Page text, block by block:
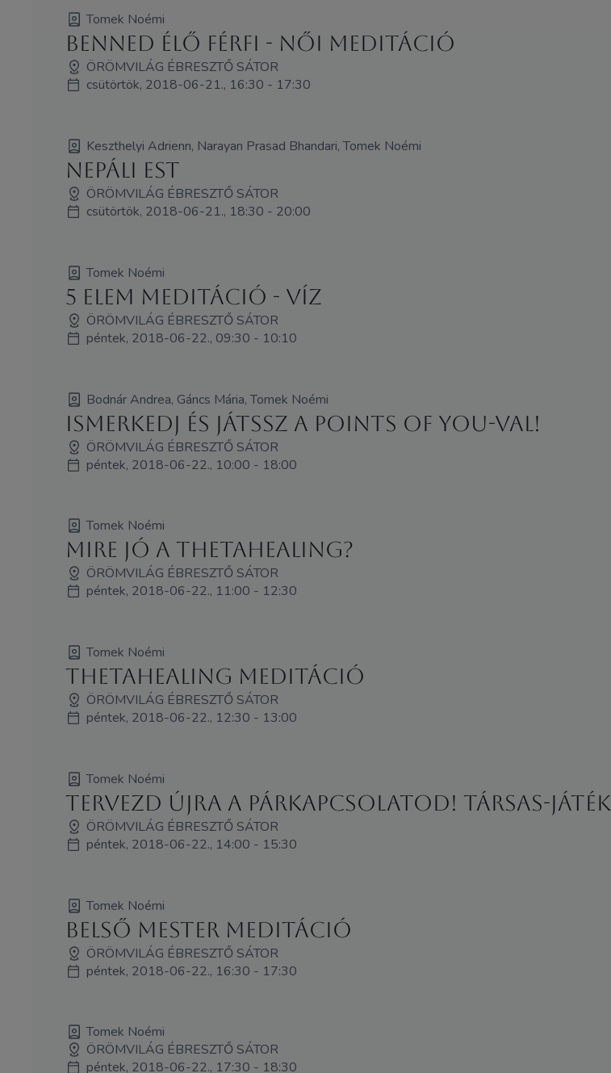
Tomek Noémi
Benned élő Férfi - Női meditáció
ÖRÖMVILÁG ÉBRESZTŐ SÁTOR
csütörtök, 2018-06-21., 16:30 - 17:30
Keszthelyi Adrienn, Narayan Prasad Bhandari, Tomek Noémi
Nepáli est
ÖRÖMVILÁG ÉBRESZTŐ SÁTOR
csütörtök, 2018-06-21., 18:30 - 20:00
Tomek Noémi
5 elem meditáció - Víz
ÖRÖMVILÁG ÉBRESZTŐ SÁTOR
péntek, 2018-06-22., 09:30 - 10:10
Bodnár Andrea, Gáncs Mária, Tomek Noémi
Ismerkedj és játssz a Points of You-val!
ÖRÖMVILÁG ÉBRESZTŐ SÁTOR
péntek, 2018-06-22., 10:00 - 18:00
Tomek Noémi
Mire jó a ThetaHealing?
ÖRÖMVILÁG ÉBRESZTŐ SÁTOR
péntek, 2018-06-22., 11:00 - 12:30
Tomek Noémi
ThetaHealing meditáció
ÖRÖMVILÁG ÉBRESZTŐ SÁTOR
péntek, 2018-06-22., 12:30 - 13:00
Tomek Noémi
Tervezd újra a párkapcsolatod! Társas-játék
ÖRÖMVILÁG ÉBRESZTŐ SÁTOR
péntek, 2018-06-22., 14:00 - 15:30
Tomek Noémi
Belső mester meditáció
ÖRÖMVILÁG ÉBRESZTŐ SÁTOR
péntek, 2018-06-22., 16:30 - 17:30
Tomek Noémi
ÖRÖMVILÁG ÉBRESZTŐ SÁTOR
péntek, 2018-06-22., 17:30 - 18:30